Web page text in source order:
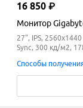
16 850 ₽
Монитор
27", IPS,
Sync, 300 кд/м2,
Способы